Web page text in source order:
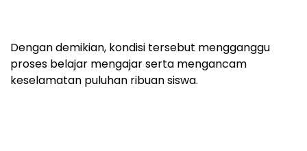
Dengan demikian, kondisi tersebut mengganggu
proses belajar mengajar serta mengancam
keselamatan puluhan ribuan siswa.